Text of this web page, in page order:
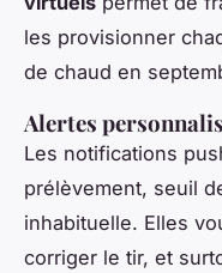
les provisionner
de chaud en
Alertes
Les notifications
prélèvement, seuil
inhabituelle. Elles
corriger le tir, et